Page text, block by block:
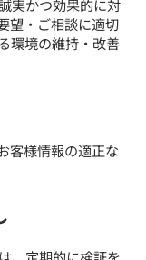
実かつ効果的に対
望・ご相談に適切
環境の維持・改善
客様情報の適正な